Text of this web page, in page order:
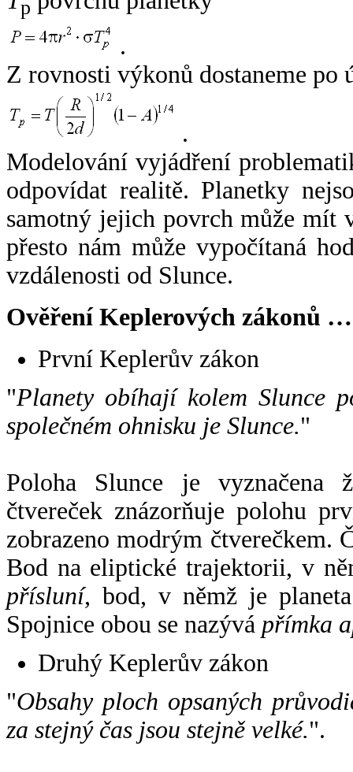
p
.
Z rovnosti výkonů dostaneme po
.
Modelování vyjádření
odpovídat realitě. Planetky
samotný jejich povrch může mít
přesto nám může vypočítaná
vzdálenosti od Slunce.
Ověření Keplerových zákonů …
První Keplerův zákon
"Planety obíhají kolem Slunce
společném ohnisku je Slunce."
Poloha Slunce je vyznačena
čtvereček znázorňuje polohu
zobrazeno modrým čtverečkem.
Bod na eliptické trajektorii, v
přísluní, bod, v němž je
Spojnice obou se nazývá přímka
Druhý Keplerův zákon
"Obsahy ploch opsaných
za stejný čas jsou stejně velké.".